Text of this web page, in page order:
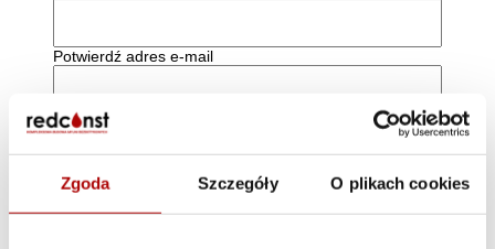
Zgoda Szczegóły O plikach cookies
Potwierdź adres e-mail
Potwierdź, że nie jesteś robotem
Nie jestem robotem